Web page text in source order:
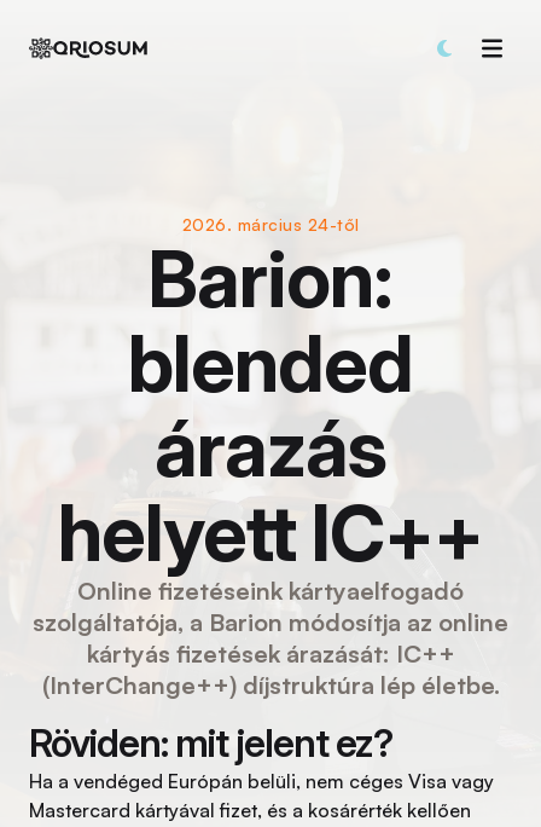
2026. március 24-től
Barion:
blended
árazás
helyett IC++
Online fizetéseink kártyaelfogadó
szolgáltatója, a Barion módosítja az online
kártyás fizetések árazását: IC++
(InterChange++) díjstruktúra lép életbe.
Röviden: mit jelent ez?
Ha a vendéged Európán belüli, nem céges Visa vagy
Mastercard kártyával fizet, és a kosárérték kellően